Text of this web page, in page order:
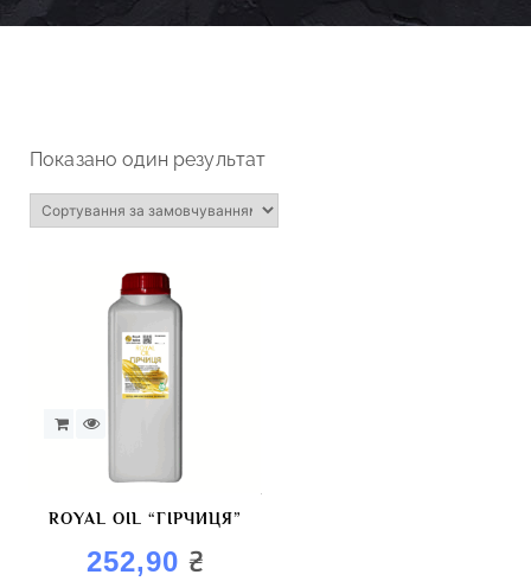
Показано один результат
ROYAL OIL “ГІРЧИЦЯ”
252,90 ₴